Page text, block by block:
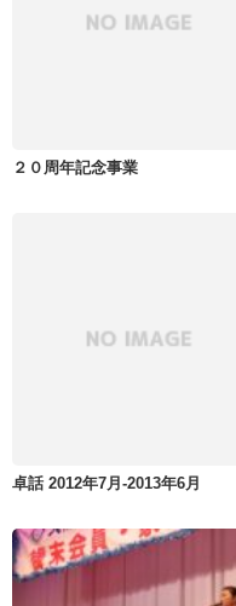
２０周年記念事業
卓話 2012年7月-2013年6月